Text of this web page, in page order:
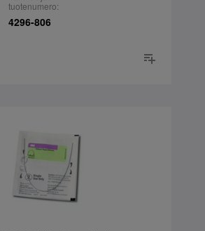
tuotenumero:
4296-806